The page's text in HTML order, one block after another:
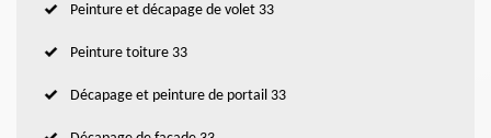
Peinture et décapage de volet 33
Peinture toiture 33
Décapage et peinture de portail 33